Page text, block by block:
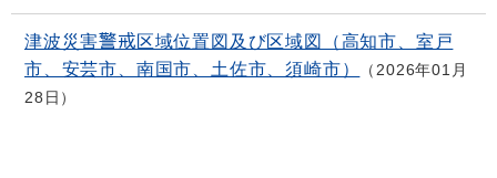
津波災害警戒区域位置図及び区域図（高知市、室戸
市、安芸市、南国市、土佐市、須崎市）
2026年01月
28日